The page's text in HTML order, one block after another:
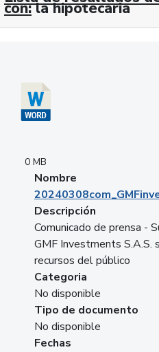
con: la hipotecaria
0 MB
Nombre
Descripción
Comunicado de prensa -
GMF Investments S.A.S.
recursos del público
Categoria
No disponible
Tipo de documento
No disponible
Fechas